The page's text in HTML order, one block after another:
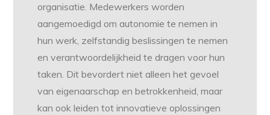
organisatie. Medewerkers worden
aangemoedigd om autonomie te nemen in
hun werk, zelfstandig beslissingen te nemen
en verantwoordelijkheid te dragen voor hun
taken. Dit bevordert niet alleen het gevoel
van eigenaarschap en betrokkenheid, maar
kan ook leiden tot innovatieve oplossingen